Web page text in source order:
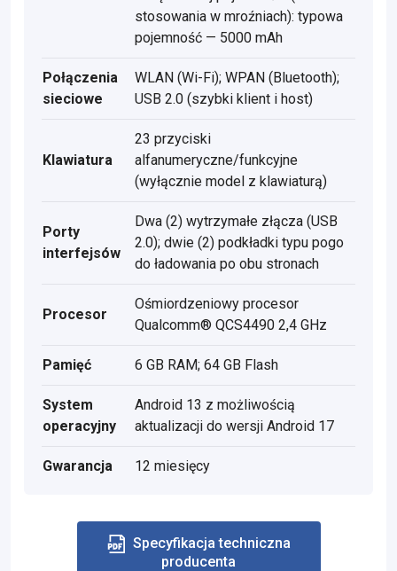
stosowania w mroźniach): typowa
pojemność — 5000 mAh
Połączenia
sieciowe
WLAN (Wi-Fi); WPAN (Bluetooth);
USB 2.0 (szybki klient i host)
Klawiatura
23 przyciski
alfanumeryczne/funkcyjne
(wyłącznie model z klawiaturą)
Porty
interfejsów
Dwa (2) wytrzymałe złącza (USB
2.0); dwie (2) podkładki typu pogo
do ładowania po obu stronach
Procesor
Ośmiordzeniowy procesor
Qualcomm® QCS4490 2,4 GHz
Pamięć 6 GB RAM; 64 GB Flash
System
operacyjny
Android 13 z możliwością
aktualizacji do wersji Android 17
Gwarancja 12 miesięcy
Specyfikacja techniczna
producenta